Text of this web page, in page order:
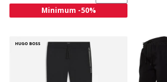
Minimum -50%